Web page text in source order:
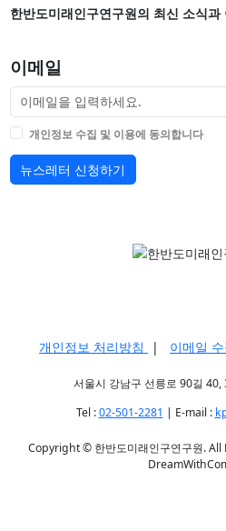
한반도미래인구연구원의 최신 소식
이메일
개인정보 수집 및 이용에 동의합니다
뉴스레터 신청하기
개인정보 처리방침 | 이메일
서울시 강남구 선릉로 90길
Tel :02-501-2281 | E-mail :
Copyright © 한반도미래인구연구원.